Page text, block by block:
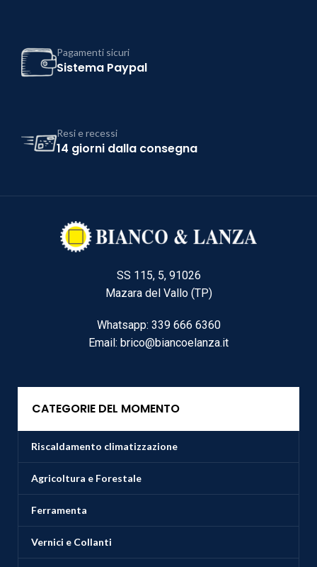
Pagamenti sicuri
Sistema Paypal
Resi e recessi
14 giorni dalla consegna
SS 115, 5, 91026
Mazara del Vallo (TP)
Whatsapp: 339 666 6360
Email: brico@biancoelanza.it
CATEGORIE DEL MOMENTO
Riscaldamento climatizzazione
Agricoltura e Forestale
Ferramenta
Vernici e Collanti